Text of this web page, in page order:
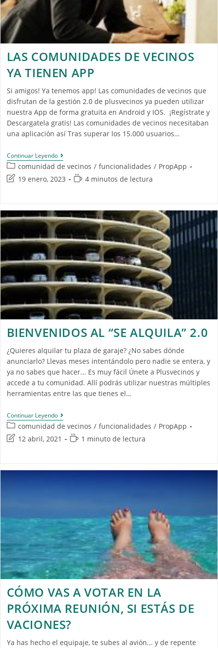
LAS COMUNIDADES DE VECINOS
YA TIENEN APP
Si amigos! Ya tenemos app! Las comunidades de vecinos que
disfrutan de la gestión 2.0 de plusvecinos ya pueden utilizar
nuestra App de forma gratuita en Android y IOS. ¡Regístrate y
Descargatela gratis! Las comunidades de vecinos necesitaban
una aplicación así Tras superar los 15.000 usuarios…
Continuar Leyendo
comunidad de vecinos / funcionalidades / PropApp
19 enero, 2023
4 minutos de lectura
BIENVENIDOS AL “SE ALQUILA” 2.0
¿Quieres alquilar tu plaza de garaje? ¿No sabes dónde
anunciarlo? Llevas meses intentándolo pero nadie se entera, y
ya no sabes que hacer... Es muy fácil Únete a Plusvecinos y
accede a tu comunidad. Allí podrás utilizar nuestras múltiples
herramientas entre las que tienes el…
Continuar Leyendo
comunidad de vecinos / funcionalidades / PropApp
12 abril, 2021
1 minuto de lectura
CÓMO VAS A VOTAR EN LA
PRÓXIMA REUNIÓN, SI ESTÁS DE
VACIONES?
Ya has hecho el equipaje, te subes al avión... y de repente